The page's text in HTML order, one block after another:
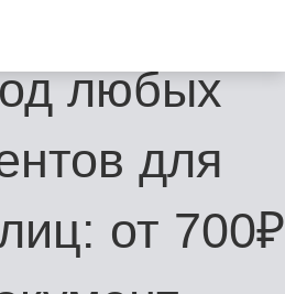
любых
для
от 700₽